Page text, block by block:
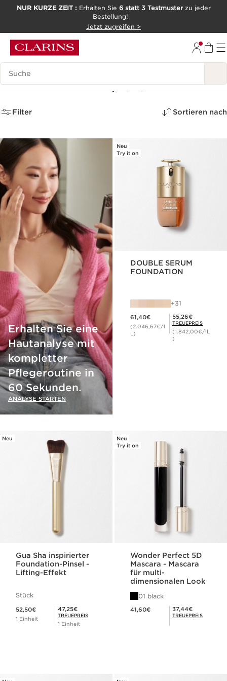
NUR KURZE ZEIT : Erhalten Sie 6 statt 3 Testmusterzu jeder
Bestellung!
Jetzt zugreifen >
Legende suchen
Neuheiten Makeup (20)
Filter Sortieren nach
Erhalten Sie eine
Hautanalyse mit
kompletter
Pflegeroutine in
60 Sekunden.
ANALYSE STARTEN
Neu
Try it on
DOUBLE SERUM
FOUNDATION
31
61,40€
(2.046,67€/1
L)
Mitgliederpreis 55,26€
55,26€
TREUEPREIS
(1.842,00€/1L
)
Neu
Gua Sha inspirierter
Foundation-Pinsel -
Lifting-Effekt
Stück
52,50€
1 Einheit
Mitgliederpreis 47,25€
47,25€
TREUEPREIS
1 Einheit
Neu
Try it on
Wonder Perfect 5D
Mascara - Mascara
für multi-
dimensionalen Look
01 black
41,60€ Mitgliederpreis 37,44€
37,44€
TREUEPREIS